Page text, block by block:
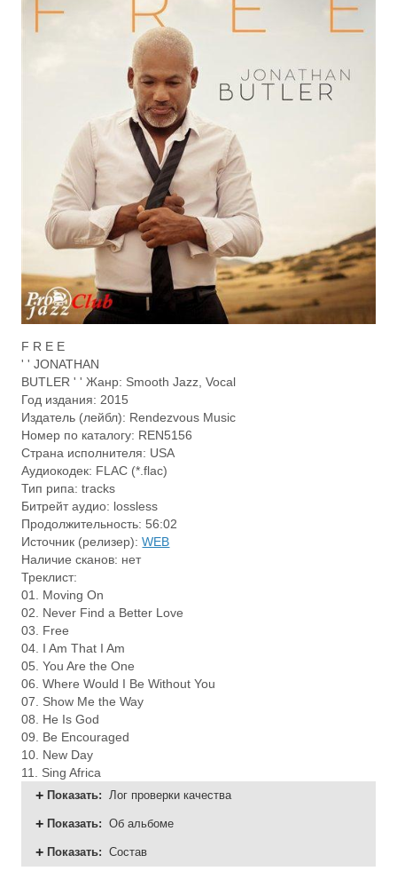
F R E E
' ' JONATHAN
BUTLER ' ' Жанр: Smooth Jazz, Vocal
Год издания: 2015
Издатель (лейбл): Rendezvous Music
Номер по каталогу: REN5156
Страна исполнителя: USA
Аудиокодек: FLAC (*.flac)
Тип рипа: tracks
Битрейт аудио: lossless
Продолжительность: 56:02
Источник (релизер):WEB
Наличие сканов: нет
Треклист:
01. Moving On
02. Never Find a Better Love
03. Free
04. I Am That I Am
05. You Are the One
06. Where Would I Be Without You
07. Show Me the Way
08. He Is God
09. Be Encouraged
10. New Day
11. Sing Africa
Показать: Лог проверки качества
Показать: Об альбоме
Показать: Состав